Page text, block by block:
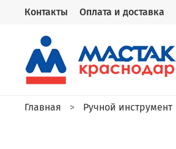
Контакты Оплата и доставка
Главная Ручной инструмент